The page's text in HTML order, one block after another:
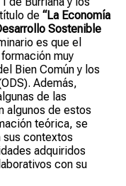
de “La Economía
Sostenible
es que el
muy
Bien Común y los
Además,
de las
algunos de estos
teórica, se
sus contextos
adquiridos
con su